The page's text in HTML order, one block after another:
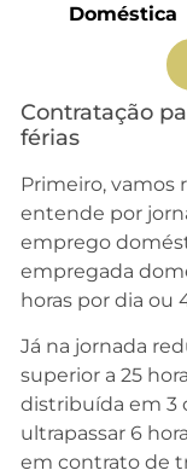
Doméstica
Contratação
férias
Primeiro, vamos
entende por
emprego
empregada
horas por dia ou
Já na jornada
superior a 25
distribuída em 3
ultrapassar 6
em contrato de